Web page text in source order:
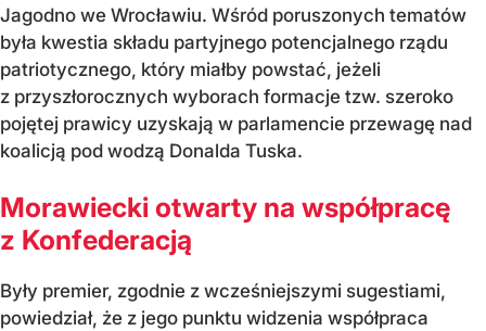
Jagodno we Wrocławiu. Wśród poruszonych tematów
była kwestia składu partyjnego potencjalnego rządu
patriotycznego, który miałby powstać, jeżeli
z przyszłorocznych wyborach formacje tzw. szeroko
pojętej prawicy uzyskają w parlamencie przewagę nad
koalicją pod wodzą Donalda Tuska.
Morawiecki otwarty na współpracę
z Konfederacją
Były premier, zgodnie z wcześniejszymi sugestiami,
powiedział, że z jego punktu widzenia współpraca